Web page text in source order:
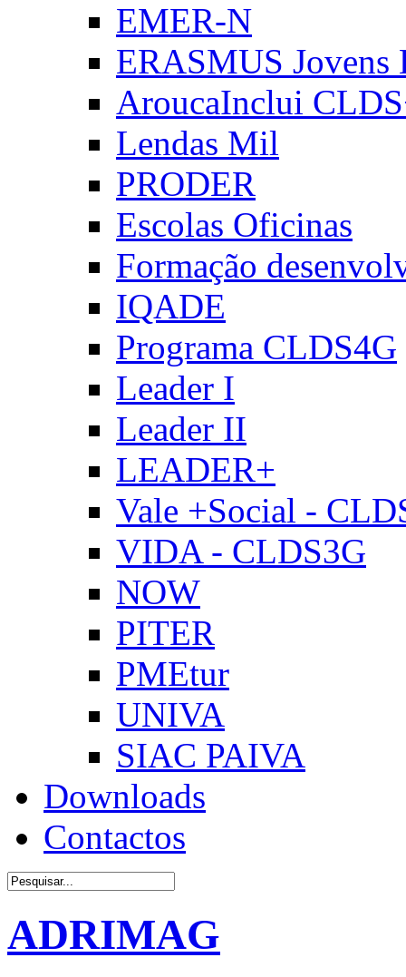
EMER-N
ERASMUS Jovens
AroucaInclui
Lendas Mil
PRODER
Escolas Oficinas
Formação
IQADE
Programa CLDS4G
Leader I
Leader II
LEADER+
Vale +Social -
VIDA - CLDS3G
NOW
PITER
PMEtur
UNIVA
SIAC PAIVA
Downloads
Contactos
ADRIMAG